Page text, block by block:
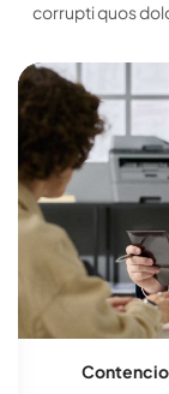
corrupti quos